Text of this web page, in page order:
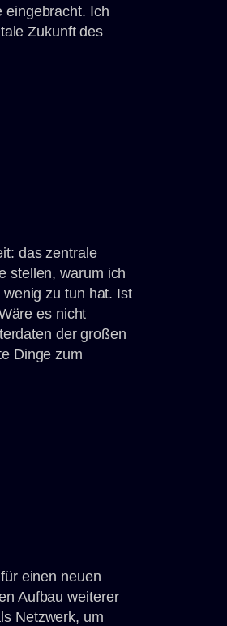
eingebracht. Ich
Zukunft des
das zentrale
stellen, warum ich
zu tun hat. Ist
es nicht
der großen
Dinge zum
einen neuen
Aufbau weiterer
Netzwerk, um